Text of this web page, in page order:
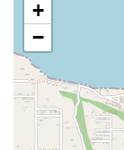
+
−